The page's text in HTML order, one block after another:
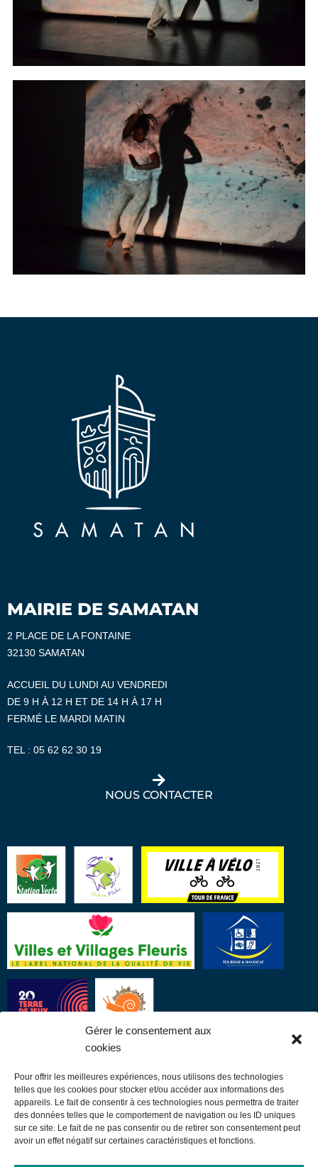
Gérer le consentement aux
cookies
Pour offrir les meilleures expériences, nous utilisons des technologies
telles que les cookies pour stocker et/ou accéder aux informations des
appareils. Le fait de consentir à ces technologies nous permettra de traiter
des données telles que le comportement de navigation ou les ID uniques
sur ce site. Le fait de ne pas consentir ou de retirer son consentement peut
avoir un effet négatif sur certaines caractéristiques et fonctions.
MAIRIE DE SAMATAN
2 PLACE DE LA FONTAINE
32130 SAMATAN
ACCUEIL DU LUNDI AU VENDREDI
DE 9 H À 12 H ET DE 14 H À 17 H
FERMÉ LE MARDI MATIN
TEL : 05 62 62 30 19
NOUS CONTACTER
LIENS UTILES
Communauté de communes